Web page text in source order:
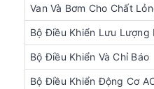
Van Và Bơm Cho Chất
Bộ Điều Khiển Lưu Lượng
Bộ Điều Khiển Và Chỉ Báo
Bộ Điều Khiển Động Cơ